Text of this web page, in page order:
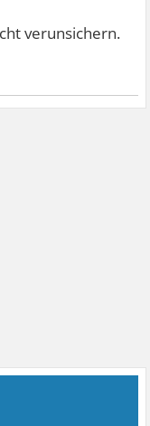
verunsichern.